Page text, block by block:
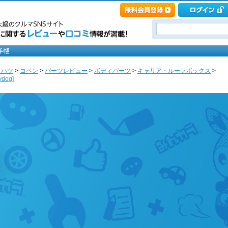
ツ > コペン > パーツレビュー > ボディパーツ > キャリア・ルーフボックス >